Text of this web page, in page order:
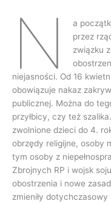
N
a
przez
związku
niejasności. Od 16
obowiązuje nakaz
publicznej. Można do
przyłbicy, czy też
zwolnione dzieci do 4.
obrzędy religijne, osoby
tym osoby z
Zbrojnych RP i wojsk
obostrzenia i nowe
zmieniły